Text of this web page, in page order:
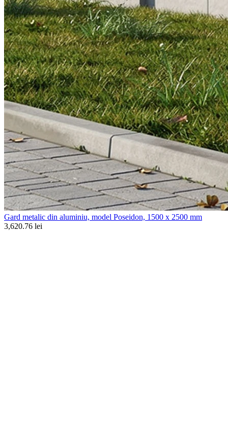
Gard metalic din aluminiu, model Poseidon, 1500 x 2500 mm
3,620.76 lei